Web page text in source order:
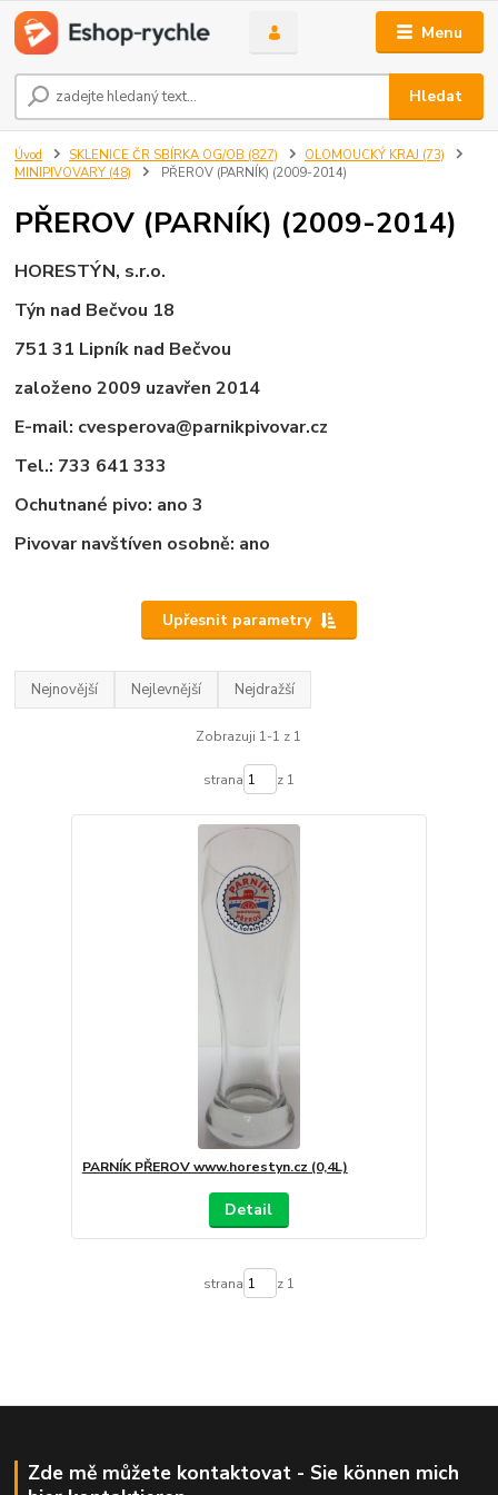
Menu
Hledat
Úvod SKLENICE ČR SBÍRKA OG/OB (827)
OLOMOUCKÝ KRAJ (73)
MINIPIVOVARY (48)
PŘEROV (PARNÍK) (2009-2014)
PŘEROV (PARNÍK) (2009-2014)
HORESTÝN, s.r.o.
Týn nad Bečvou 18
751 31 Lipník nad Bečvou
založeno 2009 uzavřen 2014
E-mail: cvesperova@parnikpivovar.cz
Tel.: 733 641 333
Ochutnané pivo: ano 3
Pivovar navštíven osobně: ano
Upřesnit parametry
Nejnovější Nejlevnější Nejdražší
Zobrazuji 1-1 z 1
strana z 1
PARNÍK PŘEROV www.horestyn.cz (0,4L)
Detail
strana z 1
Zde mě můžete kontaktovat - Sie können mich